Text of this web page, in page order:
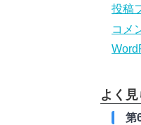
投稿
コメ
よく
第